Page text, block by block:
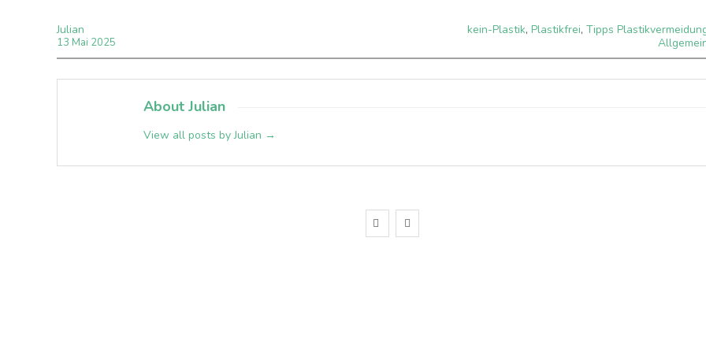
Julian
13 Mai 2025
kein-Plastik, Plastikfrei, Tipps
About Julian
View all posts by Julian →